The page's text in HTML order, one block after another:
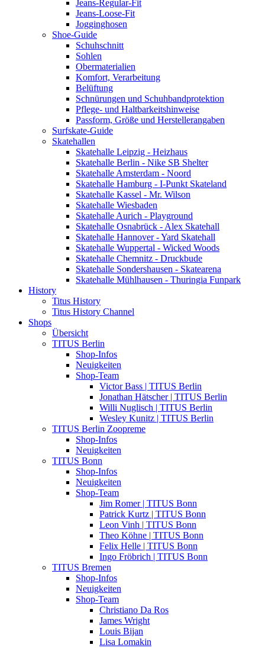
Jeans-Regular-Fit
Jeans-Loose-Fit
Jogginghosen
Shoe-Guide
Schuhschnitt
Sohlen
Obermaterialien
Komfort, Verarbeitung
Belüftung
Schnürungen und Schuhbandprotektion
Pflege- und Haltbarkeitshinweise
Passform, Größe und Herstellerangaben
Surfskate-Guide
Skatehallen
Skatehalle Leipzig - Heizhaus
Skatehalle Berlin - Nike SB Shelter
Skatehalle Amsterdam - Noord
Skatehalle Hamburg - I-Punkt Skateland
Skatehalle Kassel - Mr. Wilson
Skatehalle Wiesbaden
Skatehalle Aurich - Playground
Skatehalle Osnabrück - Alex Skatehall
Skatehalle Hannover - Yard Skatehall
Skatehalle Wuppertal - Wicked Woods
Skatehalle Chemnitz - Druckbude
Skatehalle Sondershausen - Skatearena
Skatehalle Mühlhausen - Thuringia Funpark
History
Titus History
Titus History Channel
Shops
Übersicht
TITUS Berlin
Shop-Infos
Neuigkeiten
Shop-Team
Victor Bass | TITUS Berlin
Jonathan Hätscher | TITUS Berlin
Willi Nuglisch | TITUS Berlin
Wesley Kunitz | TITUS Berlin
TITUS Berlin Zoopreme
Shop-Infos
Neuigkeiten
TITUS Bonn
Shop-Infos
Neuigkeiten
Shop-Team
Jim Romer | TITUS Bonn
Patrick Kurtz | TITUS Bonn
Leon Vinh | TITUS Bonn
Theo Köhne | TITUS Bonn
Felix Helle | TITUS Bonn
Ingo Fröbrich | TITUS Bonn
TITUS Bremen
Shop-Infos
Neuigkeiten
Shop-Team
Christiano Da Ros
James Wright
Louis Bijan
Lisa Lomakin